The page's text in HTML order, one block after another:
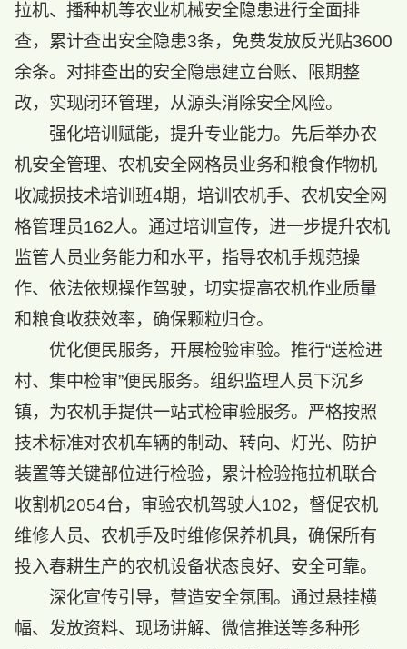
拉机、播种机等农业机械安全隐患进行全面排
查，累计查出安全隐患3条，免费发放反光贴3600
余条。对排查出的安全隐患建立台账、限期整
改，实现闭环管理，从源头消除安全风险。
强化培训赋能，提升专业能力。先后举办农
机安全管理、农机安全网格员业务和粮食作物机
收减损技术培训班4期，培训农机手、农机安全网
格管理员162人。通过培训宣传，进一步提升农机
监管人员业务能力和水平，指导农机手规范操
作、依法依规操作驾驶，切实提高农机作业质量
和粮食收获效率，确保颗粒归仓。
优化便民服务，开展检验审验。推行“送检进
村、集中检审”便民服务。组织监理人员下沉乡
镇，为农机手提供一站式检审验服务。严格按照
技术标准对农机车辆的制动、转向、灯光、防护
装置等关键部位进行检验，累计检验拖拉机联合
收割机2054台，审验农机驾驶人102，督促农机
维修人员、农机手及时维修保养机具，确保所有
投入春耕生产的农机设备状态良好、安全可靠。
深化宣传引导，营造安全氛围。通过悬挂横
幅、发放资料、现场讲解、微信推送等多种形